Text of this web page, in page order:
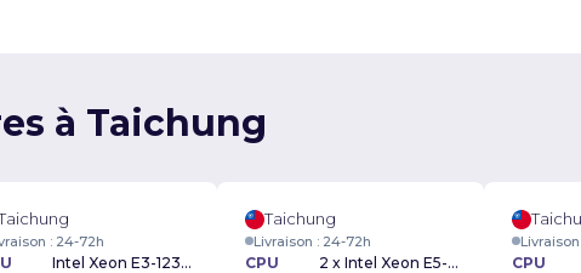
à Taichung
: 24-72h
Intel Xeon E3-1230v2 3.30GHz
Taichung
Livraison : 24-72h
CPU
2 x Intel Xeon E5-2430 2.20GHz
CPU